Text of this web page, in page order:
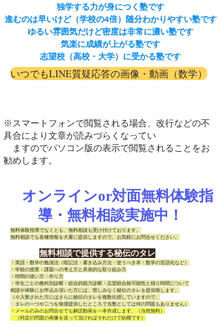
​独学する力が身につく塾です
進むのは早いけど（学校の4倍）随分わかりやすい塾です
ゆるい雰囲気だけど密度は非常に濃い塾です
気楽に成績が上がる塾です
志望校（高校・大学）に受かる塾です
いつでもLINE質疑応答の画像・動画（数学）
※スマートフォンで閲覧される場合、改行などの不
具合により文章が読みづらくなってい
ますのでパソコン版の表示で閲覧されることをお
勧めします。
オンラインor対面無料体験指
導・無料相談実施中！
無料体験指導でなくとも、無料相談も受け付けております。
無料相談でも各種情報を大量に提供しますので、お気軽にお問合せください。
無料相談で提供する秘伝のタレ
・英語・数学の勉強法（暗記法・書き込み方法・使うべき本・数学の言語化など）
・学校の授業・課題への考え方と具体的な取り組み方
・時間の使い方・作り方
・学生ごとの教科別診断・総合的能力診断・志望校合格可能性と残り時間について
相談や体験にお申込み頂いた方には、惜しみなく秘伝のタレを提供致します。
（※入塾された方にはさらに秘伝のタレを複数伝授していますので、
​ タレの一つや二つを無償提供したところで当塾としては何の問題もありません）
・メールのみのお問合せでも解説動画を一本作成します。（当然無料）
（特定の問題の画像を送って頂ければそれだけで結構です）